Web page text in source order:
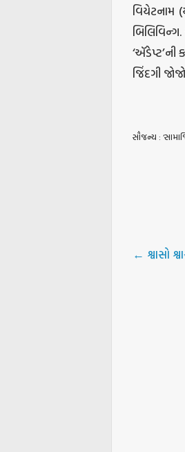
વિયેટનામ
‘ઍડેપ્ટ’ની
જિંદગી
સૌજન્ય :
← શ્વાસો